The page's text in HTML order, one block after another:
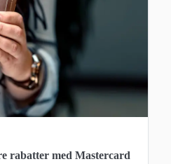
rabatter med Mastercard